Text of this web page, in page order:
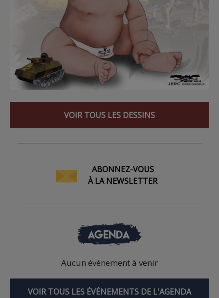
VOIR TOUS LES DESSINS
ABONNEZ-VOUS
À LA NEWSLETTER
AGENDA
Aucun événement à venir
VOIR TOUS LES ÉVÉNEMENTS DE L'AGENDA